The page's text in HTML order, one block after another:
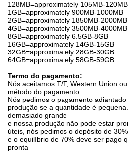
128MB=approximately 105MB-120MB
1GB=approximately 900MB-1000MB
2GB=approximately 1850MB-2000MB
4GB=approximately 3500MB-4000MB
8GB=approximately 6.5GB-8GB
16GB=approximately 14GB-15GB
32GB=approximately 28GB-30GB
64GB=approximately 58GB-59GB
Termo do pagamento:
Nós aceitamos T/T, Western Union
método do pagamento.
Nós pedimos o pagamento
produção se a quantidade é
demasiado grande
e nossa produção não pode estar
úteis, nós pedimos o depósito de
e o equilíbrio de 70% deve ser pago
pronta